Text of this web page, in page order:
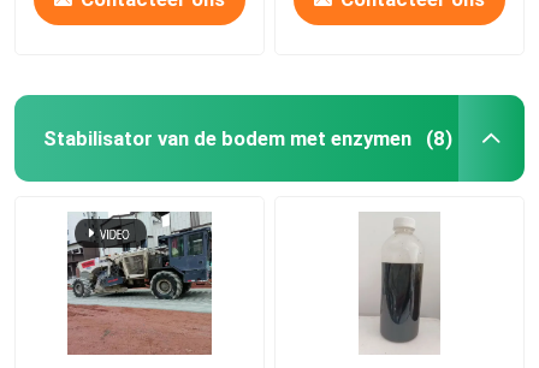
Thuis
Producten
Over ons
Fabriekstocht
Kwaliteitscontrole
Stabilisator van de bodem met enzymen (8)